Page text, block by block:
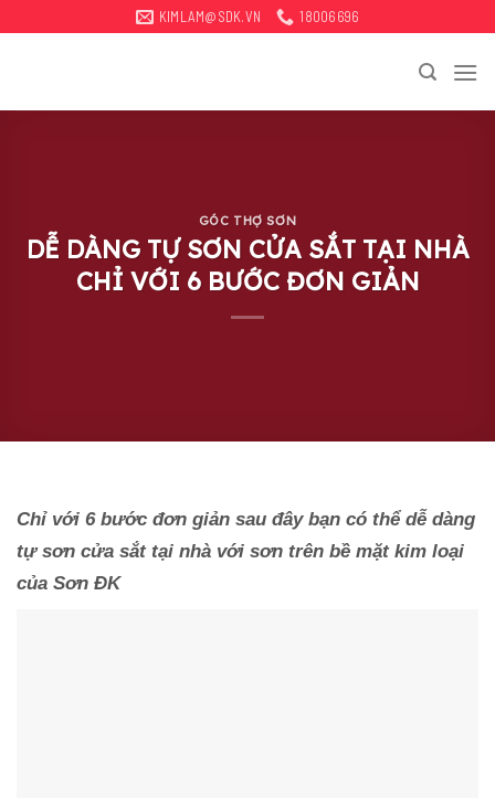
qua
KIMLAM@SDK.VN 18006696
GÓC THỢ SƠN
DỄ DÀNG TỰ SƠN CỬA SẮT TẠI NHÀ
CHỈ VỚI 6 BƯỚC ĐƠN GIẢN
Chỉ với 6 bước đơn giản sau đây bạn có thể dễ dàng
tự sơn cửa sắt tại nhà với sơn trên bề mặt kim loại
của Sơn ĐK